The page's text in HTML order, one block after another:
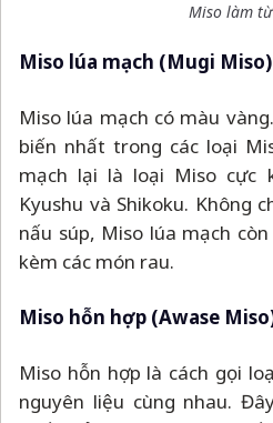
Miso làm
Miso lúa mạch (Mugi Miso)
Miso lúa mạch có màu
biến nhất trong các loại
mạch lại là loại Miso cực
Kyushu và Shikoku. Không
nấu súp, Miso lúa mạch
kèm các món rau.
Miso hỗn hợp (Awase
Miso hỗn hợp là cách gọi
nguyên liệu cùng nhau.